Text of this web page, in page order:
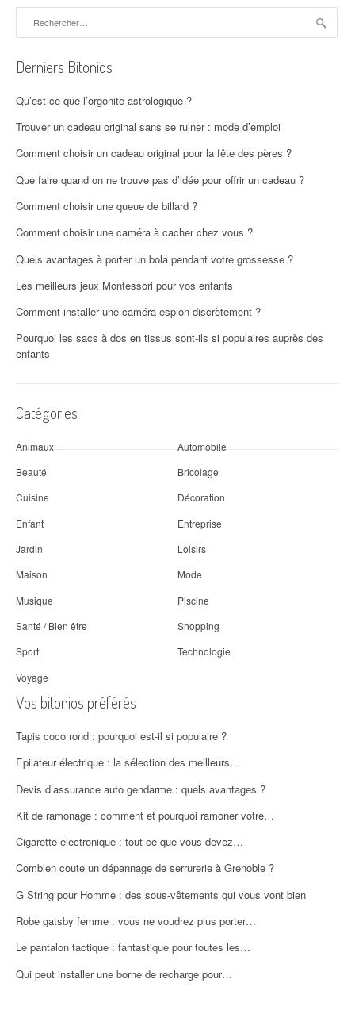
Derniers Bitonios
Qu’est-ce que l’orgonite astrologique ?
Trouver un cadeau original sans se ruiner : mode d’emploi
Comment choisir un cadeau original pour la fête des pères ?
Que faire quand on ne trouve pas d’idée pour offrir un cadeau ?
Comment choisir une queue de billard ?
Comment choisir une caméra à cacher chez vous ?
Quels avantages à porter un bola pendant votre grossesse ?
Les meilleurs jeux Montessori pour vos enfants
Comment installer une caméra espion discrètement ?
Pourquoi les sacs à dos en tissus sont-ils si populaires auprès des
enfants
Catégories
Animaux
Automobile
Beauté
Bricolage
Cuisine
Décoration
Enfant
Entreprise
Jardin
Loisirs
Maison
Mode
Musique
Piscine
Santé / Bien être
Shopping
Sport
Technologie
Voyage
Vos bitonios préférés
Tapis coco rond : pourquoi est-il si populaire ?
Epilateur électrique : la sélection des meilleurs…
Devis d’assurance auto gendarme : quels avantages ?
Kit de ramonage : comment et pourquoi ramoner votre…
Cigarette electronique : tout ce que vous devez…
Combien coute un dépannage de serrurerie à Grenoble ?
G String pour Homme : des sous-vêtements qui vous vont bien
Robe gatsby femme : vous ne voudrez plus porter…
Le pantalon tactique : fantastique pour toutes les…
Qui peut installer une borne de recharge pour…